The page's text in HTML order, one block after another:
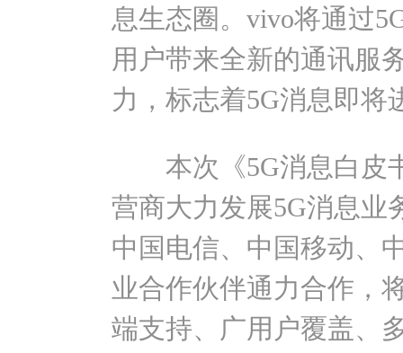
息生态圈。vivo将通过
用户带来全新的通讯服
力，标志着5G消息即将
本次《5G消息白皮
营商大力发展5G消息业
中国电信、中国移动、
业合作伙伴通力合作，
端支持、广用户覆盖、